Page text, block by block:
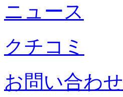
ニュース
クチコミ
お問い合わせ